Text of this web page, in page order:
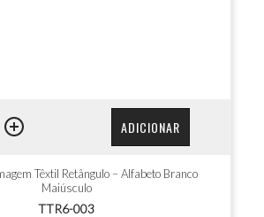
ADICIONAR
Têxtil Retângulo – Alfabeto Branco
Maiúsculo
TTR6-003